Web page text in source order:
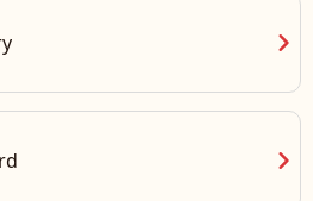
chevron_right
chevron_right